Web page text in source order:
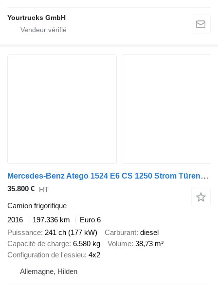
Yourtrucks GmbH
Mercedes-Benz Atego 1524 E6 CS 1250 Strom Türen+LBW FRC
35.800 € HT
Camion frigorifique
2016
197.336 km
Euro 6
Puissance 241 ch (177 kW) Carburant diesel
Capacité de charge 6.580 kg Volume 38,73 m³
Configuration de l'essieu 4x2
Allemagne, Hilden